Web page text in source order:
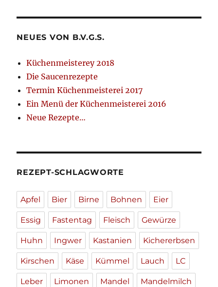
NEUES VON B.V.G.S.
Küchenmeisterey 2018
Die Saucenrezepte
Termin Küchenmeisterei 2017
Ein Menü der Küchenmeisterei 2016
Neue Rezepte…
REZEPT-SCHLAGWORTE
Apfel Bier Birne Bohnen Eier
Essig Fastentag Fleisch Gewürze
Huhn Ingwer Kastanien Kichererbsen
Kirschen Käse Kümmel Lauch LC
Leber Limonen Mandel Mandelmilch